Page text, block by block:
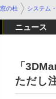
窓の杜 システム
ニュース
「
ただし